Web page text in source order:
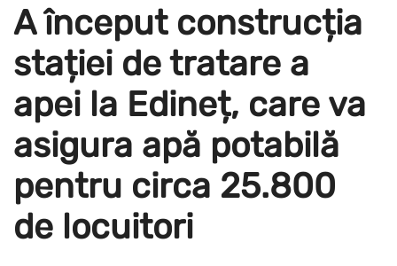
A început construcția
stației de tratare a
apei la Edineț, care va
asigura apă potabilă
pentru circa 25.800
de locuitori